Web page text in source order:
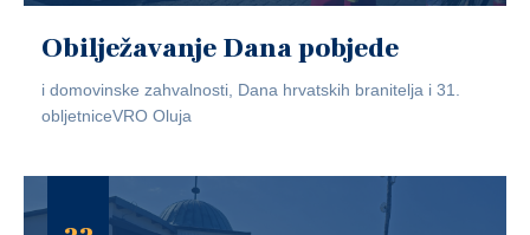
Obilježavanje Dana pobjede
i domovinske zahvalnosti, Dana hrvatskih branitelja i 31.
obljetniceVRO Oluja